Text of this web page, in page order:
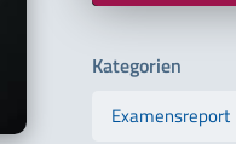
Kategorien
Examensreport